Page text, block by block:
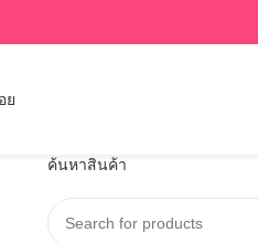
ย
ค้นหาสินค้า